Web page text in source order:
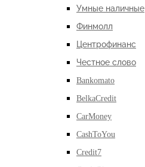
Умные наличные
Финмолл
Центрофинанс
Честное слово
Bankomato
BelkaCredit
CarMoney
CashToYou
Credit7